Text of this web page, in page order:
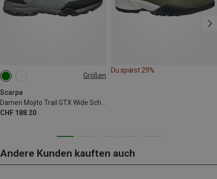
Größen
Scarpa
CHF 188.20
Du sparst 29%
Andere Kunden kauften auch